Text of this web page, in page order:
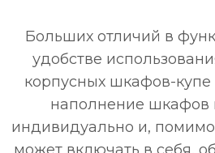
Больших отличий в
удобстве
корпусных шкафов-купе
наполнение шкафов
индивидуально и,